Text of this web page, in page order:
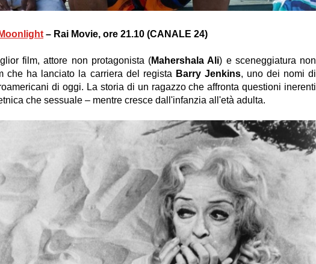
Moonlight – Rai Movie, ore 21.10 (CANALE 24)
film, attore non protagonista (Mahershala Ali) e sceneggiatura non
che ha lanciato la carriera del regista Barry Jenkins, uno dei nomi di
di oggi. La storia di un ragazzo che affronta questioni inerenti
che sessuale – mentre cresce dall'infanzia all'età adulta.